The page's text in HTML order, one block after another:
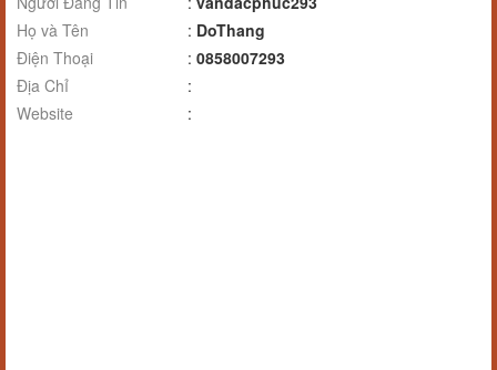
Họ và Tên
: DoThang
Điện Thoại
: 0858007293
Địa Chỉ
:
Website
: